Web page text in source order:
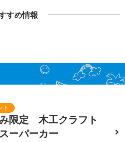
すめ情報
限定 木工クラフト
ーパーカー